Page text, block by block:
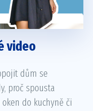
video
dům se
proč spousta
do kuchyně či